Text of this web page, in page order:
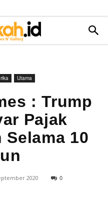
Utama
: Trump
Pajak
10
2020 0